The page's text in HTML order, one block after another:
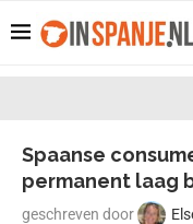
Spaanse
permanent
geschreven door